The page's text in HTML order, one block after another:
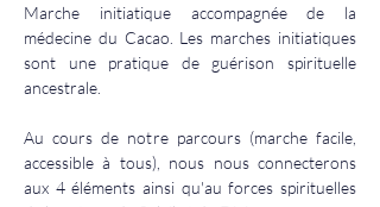
Marche initiatique accompagnée de la
médecine du Cacao. Les marches initiatiques
sont une pratique de guérison spirituelle
ancestrale.
Au cours de notre parcours (marche facile,
accessible à tous), nous nous connecterons
aux 4 éléments ainsi qu'au forces spirituelles